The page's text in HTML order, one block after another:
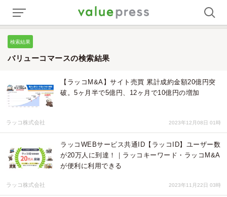
検索結果
バリューコマースの検索結果
【ラッコM&A】サイト売買 累計成約金額20億円突
破。5ヶ月半で5億円、12ヶ月で10億円の増加
ラッコ株式会社 2023年12月08日 01時
ラッコWEBサービス共通ID【ラッコID】ユーザー数
が20万人に到達！｜ラッコキーワード・ラッコM&A
が便利に利用できる
ラッコ株式会社 2023年11月22日 03時